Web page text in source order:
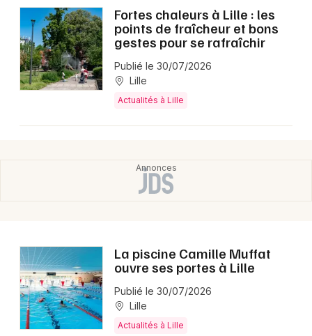
Fortes chaleurs à Lille : les
points de fraîcheur et bons
gestes pour se rafraîchir
Publié le 30/07/2026
Lille
Actualités à Lille
La piscine Camille Muffat
ouvre ses portes à Lille
Publié le 30/07/2026
Lille
Actualités à Lille